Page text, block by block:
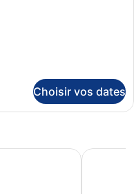
Choisir vos dates
Hotel